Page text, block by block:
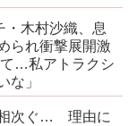
・木村沙織、息
られ衝撃展開激
…私アトラクシ
な」
相次ぐ… 理由に